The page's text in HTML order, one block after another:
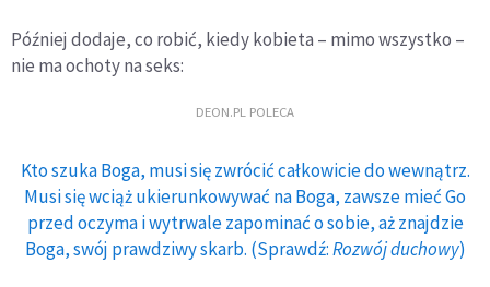
Później dodaje, co robić, kiedy kobieta – mimo wszystko –
nie ma ochoty na seks:
DEON.PL POLECA
Kto szuka Boga, musi się zwrócić całkowicie do wewnątrz.
Musi się wciąż ukierunkowywać na Boga, zawsze mieć Go
przed oczyma i wytrwale zapominać o sobie, aż znajdzie
Boga, swój prawdziwy skarb. (Sprawdź:Rozwój duchowy)